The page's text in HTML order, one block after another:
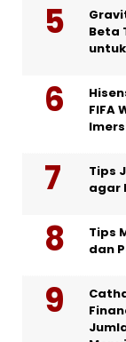
Beta
untuk
FIFA
Tips
agar
Tips
dan